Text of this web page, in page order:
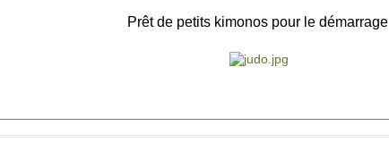
Prêt de petits kimonos pour le démarrage